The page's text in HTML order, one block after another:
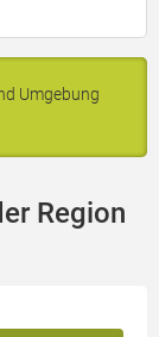
Umgebung
Region